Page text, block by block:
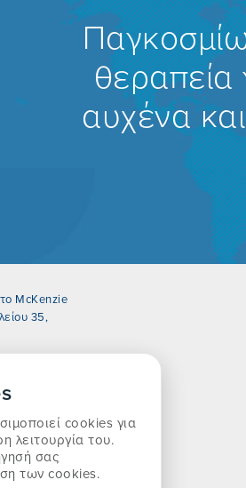
θεραπεία
αυχένα
McKenzie
35,
cookies για
λειτουργία του.
σας
των cookies.